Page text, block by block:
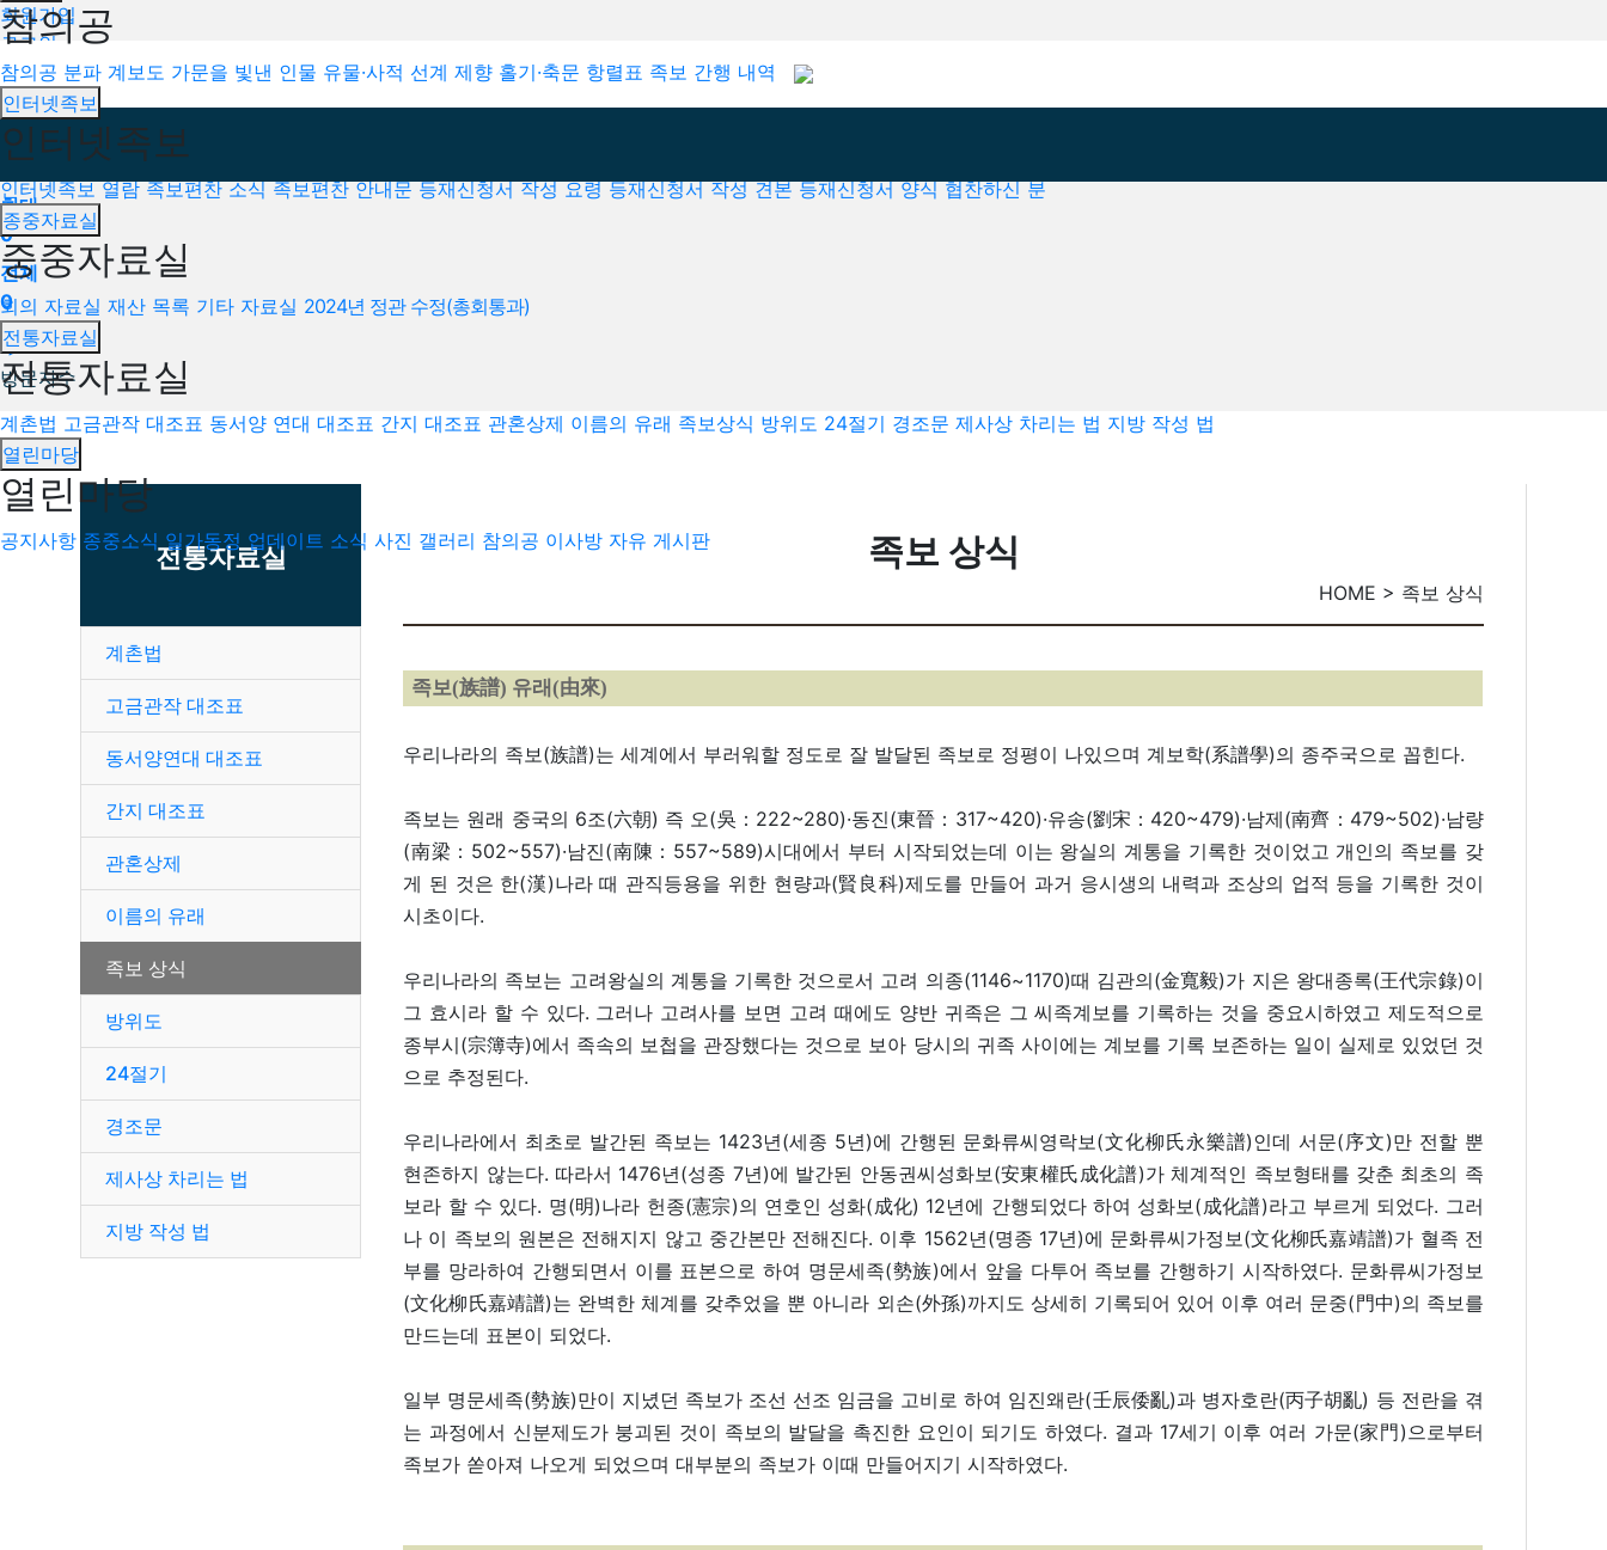
회원가입
로그인
오늘
0
어제
0
최대
0
전체
0
">
방문자수
참의공
참의공 분파 계보도 가문을 빛낸 인물 유물·사적 선계 제향 홀기·축문 항렬표 족보 간행 내역
인터넷족보
인터넷족보
인터넷족보 열람 족보편찬 소식 족보편찬 안내문 등재신청서 작성 요령 등재신청서 작성 견본 등재신청서 양식 협찬하신 분
종중자료실
중중자료실
회의 자료실 재산 목록 기타 자료실 2024년 정관 수정(총회통과)
전통자료실
전통자료실
계촌법 고금관작 대조표 동서양 연대 대조표 간지 대조표 관혼상제 이름의 유래 족보상식 방위도 24절기 경조문 제사상 차리는 법 지방 작성 법
열린마당
열린마당
공지사항 종중소식 일가동정 업데이트 소식 사진 갤러리 참의공 이사방 자유 게시판
전통자료실
계촌법
고금관작 대조표
동서양연대 대조표
간지 대조표
관혼상제
이름의 유래
족보 상식
방위도
24절기
경조문
제사상 차리는 법
지방 작성 법
족보 상식
HOME > 족보 상식
족보(族譜) 유래(由來)
우리나라의 족보(族譜)는 세계에서 부러워할 정도로 잘 발달된 족보로 정평이 나있으며 계보학(系譜學)의 종주국으로 꼽힌다.
족보는 원래 중국의 6조(六朝) 즉 오(吳：222~280)·동진(東晉：317~420)·유송(劉宋：420~479)·남제(南齊：479~502)·남량
(南梁：502~557)·남진(南陳：557~589)시대에서 부터 시작되었는데 이는 왕실의 계통을 기록한 것이었고 개인의 족보를 갖
게 된 것은 한(漢)나라 때 관직등용을 위한 현량과(賢良科)제도를 만들어 과거 응시생의 내력과 조상의 업적 등을 기록한 것이
시초이다.
우리나라의 족보는 고려왕실의 계통을 기록한 것으로서 고려 의종(1146~1170)때 김관의(金寬毅)가 지은 왕대종록(王代宗錄)이
그 효시라 할 수 있다. 그러나 고려사를 보면 고려 때에도 양반 귀족은 그 씨족계보를 기록하는 것을 중요시하였고 제도적으로
종부시(宗簿寺)에서 족속의 보첩을 관장했다는 것으로 보아 당시의 귀족 사이에는 계보를 기록 보존하는 일이 실제로 있었던 것
으로 추정된다.
우리나라에서 최초로 발간된 족보는 1423년(세종 5년)에 간행된 문화류씨영락보(文化柳氏永樂譜)인데 서문(序文)만 전할 뿐
현존하지 않는다. 따라서 1476년(성종 7년)에 발간된 안동권씨성화보(安東權氏成化譜)가 체계적인 족보형태를 갖춘 최초의 족
보라 할 수 있다. 명(明)나라 헌종(憲宗)의 연호인 성화(成化) 12년에 간행되었다 하여 성화보(成化譜)라고 부르게 되었다. 그러
나 이 족보의 원본은 전해지지 않고 중간본만 전해진다. 이후 1562년(명종 17년)에 문화류씨가정보(文化柳氏嘉靖譜)가 혈족 전
부를 망라하여 간행되면서 이를 표본으로 하여 명문세족(勢族)에서 앞을 다투어 족보를 간행하기 시작하였다. 문화류씨가정보
(文化柳氏嘉靖譜)는 완벽한 체계를 갖추었을 뿐 아니라 외손(外孫)까지도 상세히 기록되어 있어 이후 여러 문중(門中)의 족보를
만드는데 표본이 되었다.
일부 명문세족(勢族)만이 지녔던 족보가 조선 선조 임금을 고비로 하여 임진왜란(壬辰倭亂)과 병자호란(丙子胡亂) 등 전란을 겪
는 과정에서 신분제도가 붕괴된 것이 족보의 발달을 촉진한 요인이 되기도 하였다. 결과 17세기 이후 여러 가문(家門)으로부터
족보가 쏟아져 나오게 되었으며 대부분의 족보가 이때 만들어지기 시작하였다.